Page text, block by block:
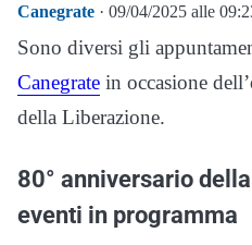
Canegrate · 09/04/2025 alle
Sono diversi gli
Canegrate in occasione
della Liberazione.
80° anniversario
eventi in programma